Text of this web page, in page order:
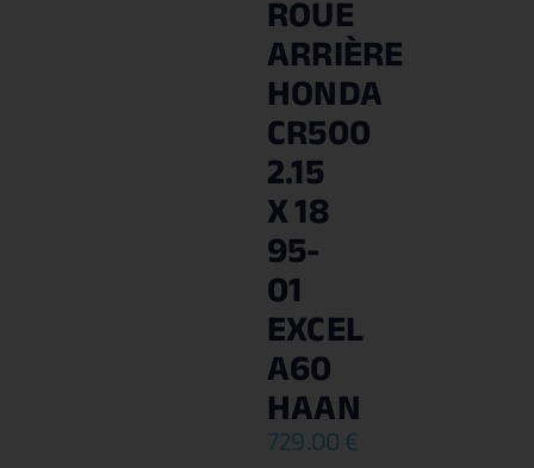
ROUE
ARRIÈRE
HONDA
CR500
2.15
X 18
95-
01
EXCEL
A60
HAAN
729.00€